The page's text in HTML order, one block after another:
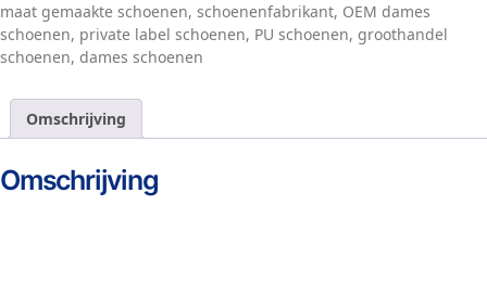
maat gemaakte schoenen, schoenenfabrikant, OEM dames
schoenen, private label schoenen, PU schoenen, groothandel
schoenen, dames schoenen
Omschrijving
Omschrijving